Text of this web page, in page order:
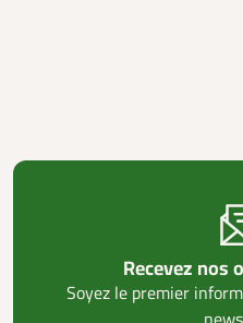
Recevez nos
Soyez le premier